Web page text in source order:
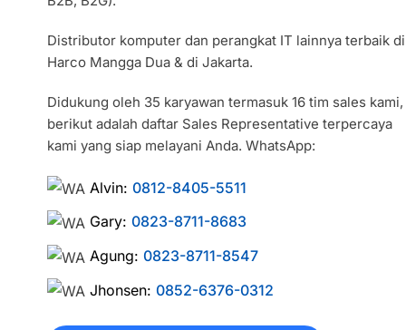
Distributor komputer dan perangkat IT lainnya terbaik di
Harco Mangga Dua & di Jakarta.
Didukung oleh 35 karyawan termasuk 16 tim sales kami,
berikut adalah daftar Sales Representative terpercaya
kami yang siap melayani Anda. WhatsApp:
Alvin:0812-8405-5511
Gary:0823-8711-8683
Agung:0823-8711-8547
Jhonsen:0852-6376-0312